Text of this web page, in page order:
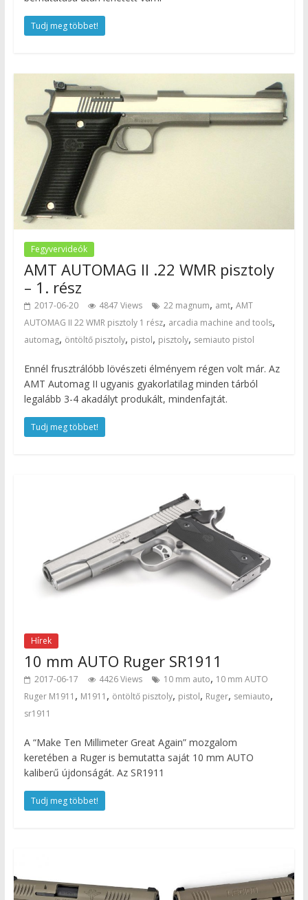
Tudj meg többet!
Fegyvervideók
AMT AUTOMAG II .22 WMR pisztoly
– 1. rész
2017-06-20 4847 Views 22 magnum, amt, AMT
AUTOMAG II 22 WMR pisztoly 1 rész, arcadia machine and tools,
automag, öntöltő pisztoly, pistol, pisztoly, semiauto pistol
Ennél frusztrálóbb lövészeti élményem régen volt már. Az
AMT Automag II ugyanis gyakorlatilag minden tárból
legalább 3-4 akadályt produkált, mindenfajtát.
Tudj meg többet!
Hírek
10 mm AUTO Ruger SR1911
2017-06-17 4426 Views 10 mm auto, 10 mm AUTO
Ruger M1911 , M1911 , öntöltő pisztoly, pistol, Ruger, semiauto,
sr1911
A “Make Ten Millimeter Great Again” mozgalom
keretében a Ruger is bemutatta saját 10 mm AUTO
kaliberű újdonságát. Az SR1911
Tudj meg többet!